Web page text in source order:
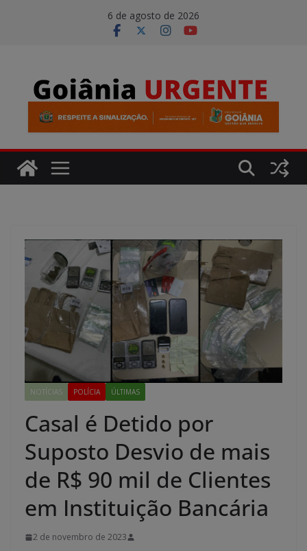
6 de agosto de 2026
NOTÍCIAS POLÍCIA ÚLTIMAS
Casal é Detido por
Suposto Desvio de mais
de R$ 90 mil de Clientes
em Instituição Bancária
2 de novembro de 2023
modal-check